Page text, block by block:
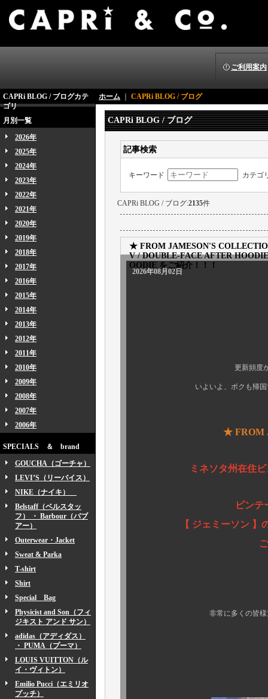
ご利用案内
CAPRi BLOG / ブログカテ
ゴリ
月別一覧
2026年
2025年
2024年
2023年
2022年
2021年
2020年
2019年
2018年
2017年
2016年
2015年
2014年
2013年
2012年
2011年
2010年
2009年
2008年
2007年
2006年
SPECIALS ＆ brand
GOUCHA（ゴーチャ）
LEVI’S（リーバイス）
NIKE（ナイキ）
Belstaff（ベルスタッ
フ） ・ Barbour（バブ
アー）
Outerwear・Jacket
Sweat & Parka
T-shirt
Shirt
Special Bag
Physicist and Son（フィ
ジキスト アンド サン）
adidas（アディダス）
・ PUMA（プーマ）
LOUIS VUITTON（ル
イ・ヴィトン）
Emilio Pucci（エミリオ
プッチ）
ホーム CAPRi BLOG / ブログ
CAPRi BLOG / ブログ
記事検索
キーワード カテゴ
CAPRi BLOG / ブログ:2135件
★ FROM JAMESON'S
V / DOUBLE-FACE AFTER
OODIE をご紹介！！！
2026年08月02日
更新頻度が少々滞って
いよいよ、ボクも帰国ではござ
★ FROM
ミネソタ州在住
ビンテージスウェ
【 ジェミーソン 】のパ
ご紹介させて
非常に多くの皆様方からも